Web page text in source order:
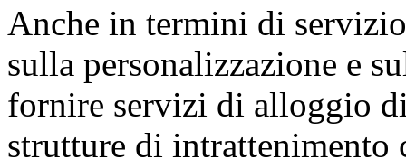
Anche in termini di
sulla personalizzazione e
fornire servizi di alloggio
strutture di intrattenimento